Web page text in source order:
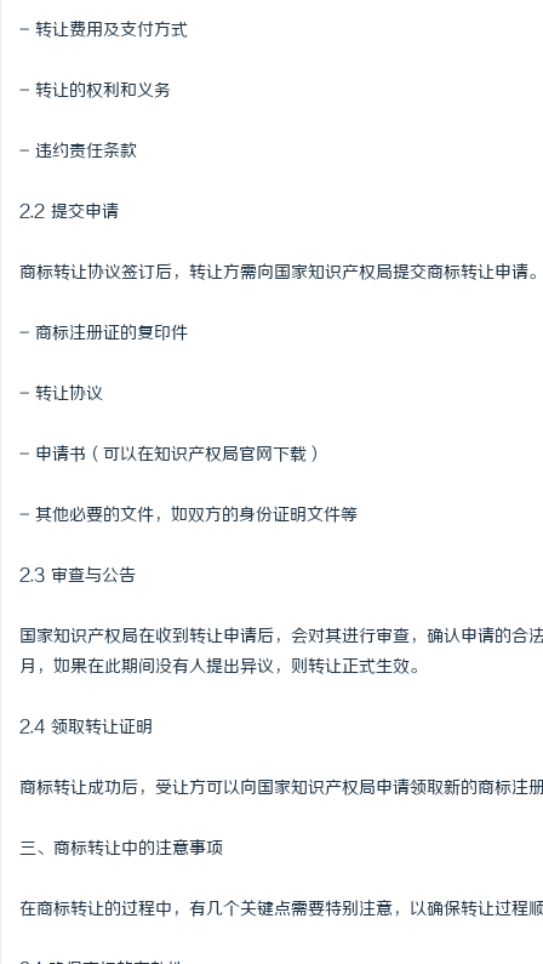
- 转让费用及支付方式
- 转让的权利和义务
- 违约责任条款
2.2 提交申请
商标转让协议签订后，转让方需向国家知识产权局提交商标转让申请
- 商标注册证的复印件
- 转让协议
- 申请书（可以在知识产权局官网下载）
- 其他必要的文件，如双方的身份证明文件等
2.3 审查与公告
国家知识产权局在收到转让申请后，会对其进行审查，确认申请的
月，如果在此期间没有人提出异议，则转让正式生效。
2.4 领取转让证明
商标转让成功后，受让方可以向国家知识产权局申请领取新的商标注
三、商标转让中的注意事项
在商标转让的过程中，有几个关键点需要特别注意，以确保转让过程